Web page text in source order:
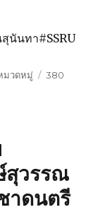
นันทา#SSRU
มวดหมู่
380
สุวรรณ
าดนตรี